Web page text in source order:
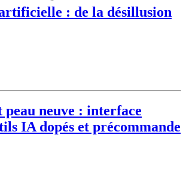
: de la désillusion
neuve : interface
IA dopés et précommande